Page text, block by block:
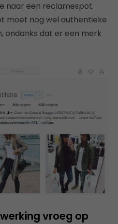
naar een reclamespot
moet nog wel authentieke
ondanks dat er een merk
vroeg op